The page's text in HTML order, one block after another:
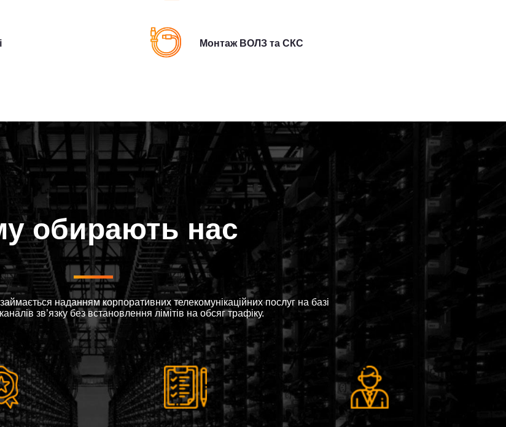
Монтаж ВОЛЗ та СКС
обирають нас
наданням корпоративних телекомунікаційних послуг на базі
зв’язку без встановлення лімітів на обсяг трафіку.